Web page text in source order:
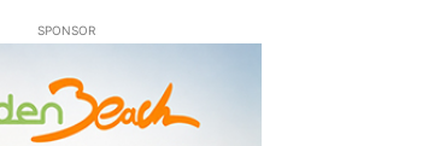
SPONSOR